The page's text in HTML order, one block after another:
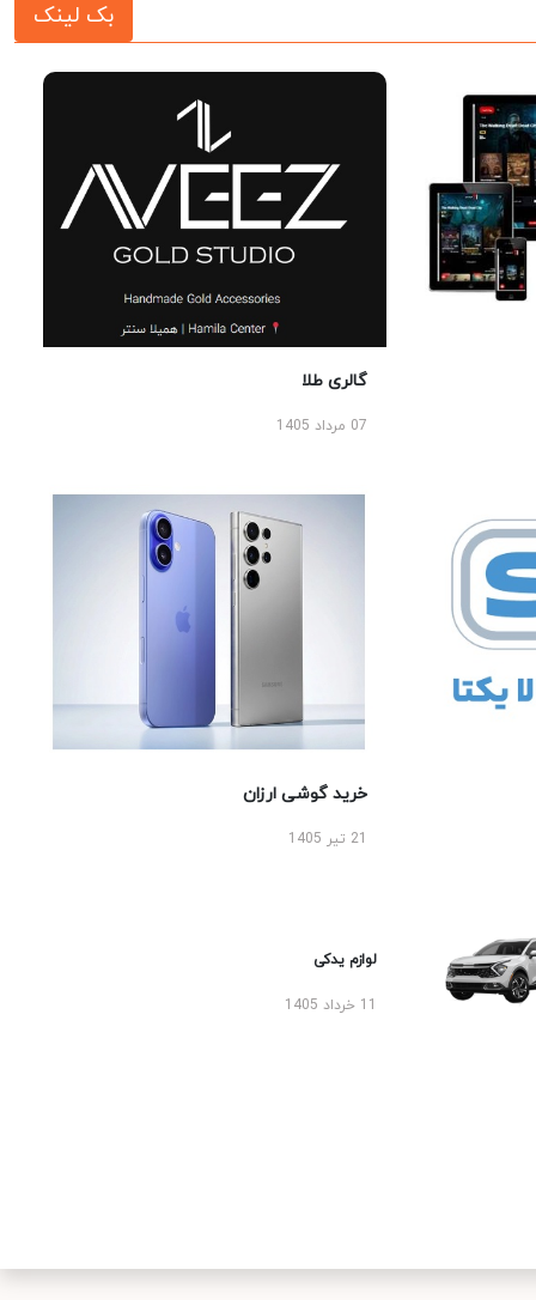
بک لینک
گالری طلا
07 مرداد 1405
خرید گوشی ارزان
لوازم یدکی